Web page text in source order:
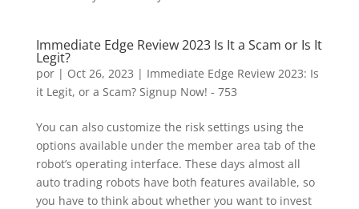
Immediate Edge Review 2023 Is It a Scam or Is It
Legit?
por | Oct 26, 2023 | Immediate Edge Review 2023: Is
it Legit, or a Scam? Signup Now! - 753
You can also customize the risk settings using the
options available under the member area tab of the
robot’s operating interface. These days almost all
auto trading robots have both features available, so
you have to think about whether you want to invest